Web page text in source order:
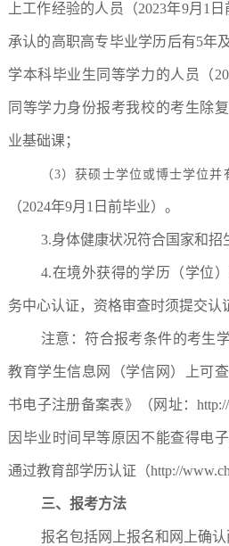
上工作经验的人员（2023年9月1
承认的高职高专毕业学历后有5年
学本科毕业生同等学力的人员（
同等学力身份报考我校的考生除
业基础课；
（3）获硕士学位或博士学位
（2024年9月1日前毕业）。
3.身体健康状况符合国家和招
4.在境外获得的学历（学位
务中心认证，资格审查时须提交认
注意：符合报考条件的考生
教育学生信息网（学信网）上可
书电子注册备案表》（网址：http://
因毕业时间早等原因不能查得电
通过教育部学历认证（http://
三、报考方法
报名包括网上报名和网上确认